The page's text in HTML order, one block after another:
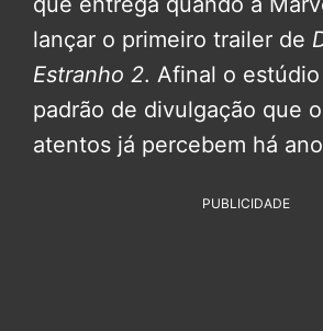
lançar o primeiro trailer de
Estranho 2. Afinal o
padrão de divulgação que
atentos já percebem há
PUBLICIDADE